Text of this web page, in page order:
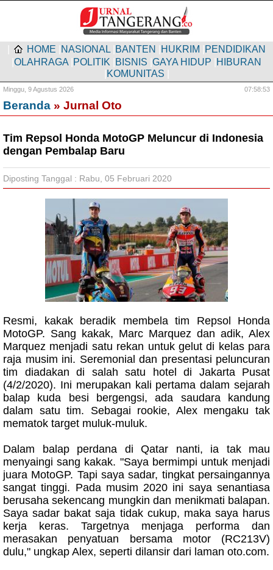
HOME NASIONAL BANTEN HUKRIM PENDIDIKAN
OLAHRAGA POLITIK BISNIS GAYA HIDUP HIBURAN
KOMUNITAS
Minggu, 9 Agustus 2026 07:58:54
Beranda » Jurnal Oto
Tim Repsol Honda MotoGP Meluncur di Indonesia
dengan Pembalap Baru
Diposting Tanggal : Rabu, 05 Februari 2020
Resmi, kakak beradik membela tim Repsol Honda
MotoGP. Sang kakak, Marc Marquez dan adik, Alex
Marquez menjadi satu rekan untuk gelut di kelas para
raja musim ini. Seremonial dan presentasi peluncuran
tim diadakan di salah satu hotel di Jakarta Pusat
(4/2/2020). Ini merupakan kali pertama dalam sejarah
balap kuda besi bergengsi, ada saudara kandung
dalam satu tim. Sebagai rookie, Alex mengaku tak
mematok target muluk-muluk.
Dalam balap perdana di Qatar nanti, ia tak mau
menyaingi sang kakak. "Saya bermimpi untuk menjadi
juara MotoGP. Tapi saya sadar, tingkat persaingannya
sangat tinggi. Pada musim 2020 ini saya senantiasa
berusaha sekencang mungkin dan menikmati balapan.
Saya sadar bakat saja tidak cukup, maka saya harus
kerja keras. Targetnya menjaga performa dan
merasakan penyatuan bersama motor (RC213V)
dulu," ungkap Alex, seperti dilansir dari laman oto.com.